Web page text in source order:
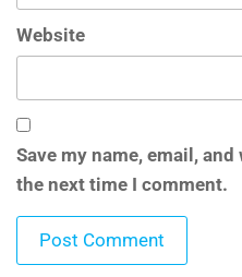
Website
Save my name, email,
the next time I comment.